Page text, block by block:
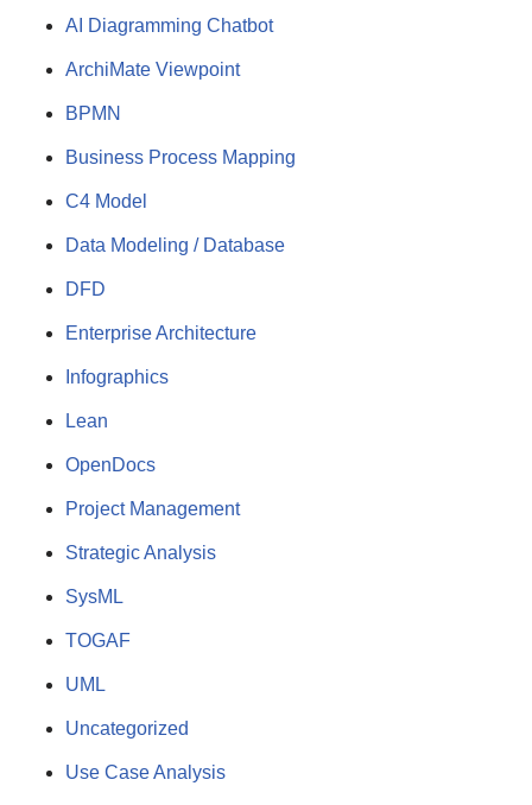
AI Diagramming Chatbot
ArchiMate Viewpoint
BPMN
Business Process Mapping
C4 Model
Data Modeling / Database
DFD
Enterprise Architecture
Infographics
Lean
OpenDocs
Project Management
Strategic Analysis
SysML
TOGAF
UML
Uncategorized
Use Case Analysis